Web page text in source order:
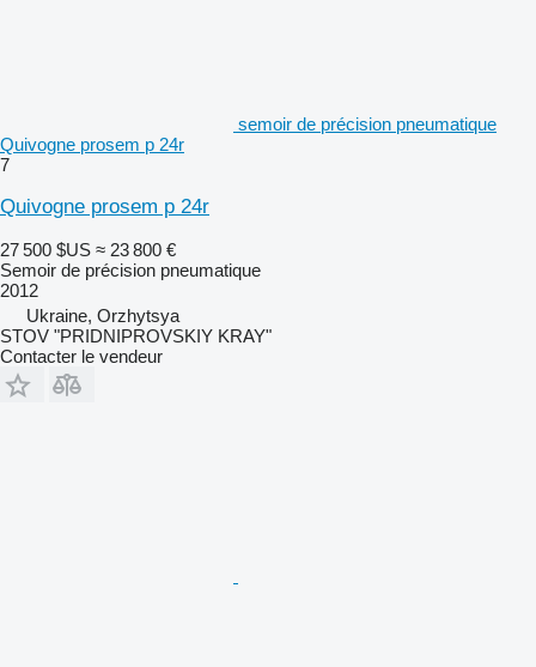
semoir de précision pneumatique
Quivogne prosem p 24r
7
Quivogne prosem p 24r
27 500 $US ≈ 23 800 €
Semoir de précision pneumatique
2012
Ukraine, Orzhytsya
STOV "PRIDNIPROVSKIY KRAY"
Contacter le vendeur